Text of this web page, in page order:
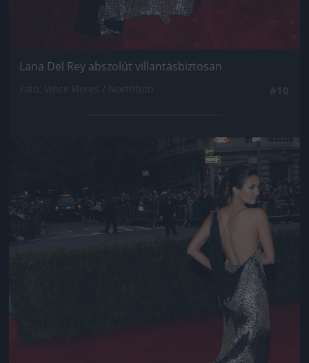
Lana Del Rey abszolút villantásbiztosan